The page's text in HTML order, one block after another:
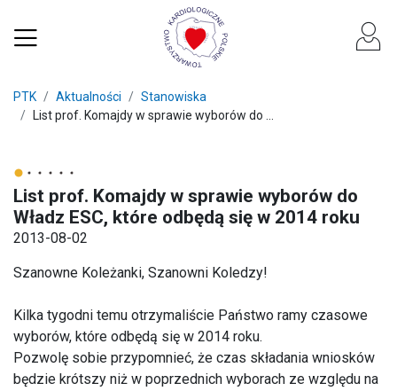
PTK Aktualności
Stanowiska
List prof. Komajdy w sprawie wyborów do ...
List prof. Komajdy w sprawie wyborów do
Władz ESC, które odbędą się w 2014 roku
2013-08-02
Szanowne Koleżanki, Szanowni Koledzy!
Kilka tygodni temu otrzymaliście Państwo ramy czasowe
wyborów, które odbędą się w 2014 roku.
Pozwolę sobie przypomnieć, że czas składania wniosków
będzie krótszy niż w poprzednich wyborach ze względu na